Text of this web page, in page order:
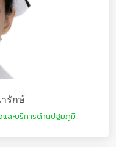
รักษ์
ละบริการด้านปฐมภูมิ